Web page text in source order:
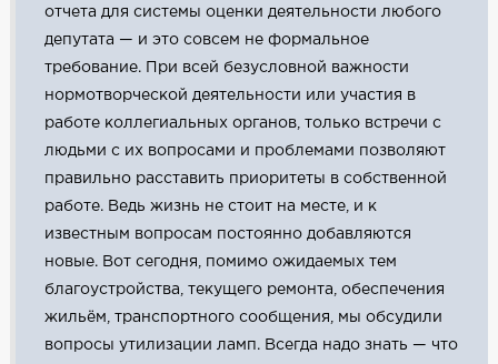
отчета для системы оценки деятельности любого
депутата — и это совсем не формальное
требование. При всей безусловной важности
нормотворческой деятельности или участия в
работе коллегиальных органов, только встречи с
людьми с их вопросами и проблемами позволяют
правильно расставить приоритеты в собственной
работе. Ведь жизнь не стоит на месте, и к
известным вопросам постоянно добавляются
новые. Вот сегодня, помимо ожидаемых тем
благоустройства, текущего ремонта, обеспечения
жильём, транспортного сообщения, мы обсудили
вопросы утилизации ламп. Всегда надо знать — что